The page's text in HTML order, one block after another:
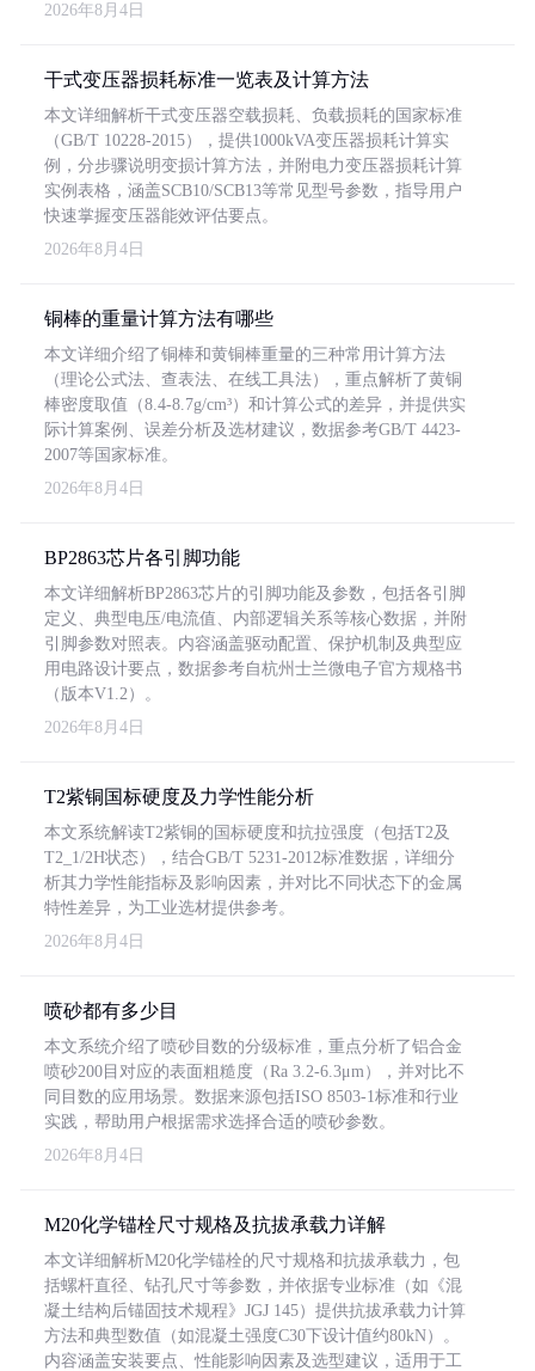
2026年8月4日
干式变压器损耗标准一览表及计算方法
本文详细解析干式变压器空载损耗、负载损耗的国家标准
（GB/T 10228-2015），提供1000kVA变压器损耗计算实
例，分步骤说明变损计算方法，并附电力变压器损耗计算
实例表格，涵盖SCB10/SCB13等常见型号参数，指导用户
快速掌握变压器能效评估要点。
2026年8月4日
铜棒的重量计算方法有哪些
本文详细介绍了铜棒和黄铜棒重量的三种常用计算方法
（理论公式法、查表法、在线工具法），重点解析了黄铜
棒密度取值（8.4-8.7g/cm³）和计算公式的差异，并提供实
际计算案例、误差分析及选材建议，数据参考GB/T 4423-
2007等国家标准。
2026年8月4日
BP2863芯片各引脚功能
本文详细解析BP2863芯片的引脚功能及参数，包括各引脚
定义、典型电压/电流值、内部逻辑关系等核心数据，并附
引脚参数对照表。内容涵盖驱动配置、保护机制及典型应
用电路设计要点，数据参考自杭州士兰微电子官方规格书
（版本V1.2）。
2026年8月4日
T2紫铜国标硬度及力学性能分析
本文系统解读T2紫铜的国标硬度和抗拉强度（包括T2及
T2_1/2H状态），结合GB/T 5231-2012标准数据，详细分
析其力学性能指标及影响因素，并对比不同状态下的金属
特性差异，为工业选材提供参考。
2026年8月4日
喷砂都有多少目
本文系统介绍了喷砂目数的分级标准，重点分析了铝合金
喷砂200目对应的表面粗糙度（Ra 3.2-6.3μm），并对比不
同目数的应用场景。数据来源包括ISO 8503-1标准和行业
实践，帮助用户根据需求选择合适的喷砂参数。
2026年8月4日
M20化学锚栓尺寸规格及抗拔承载力详解
本文详细解析M20化学锚栓的尺寸规格和抗拔承载力，包
括螺杆直径、钻孔尺寸等参数，并依据专业标准（如《混
凝土结构后锚固技术规程》JGJ 145）提供抗拔承载力计算
方法和典型数值（如混凝土强度C30下设计值约80kN）。
内容涵盖安装要点、性能影响因素及选型建议，适用于工